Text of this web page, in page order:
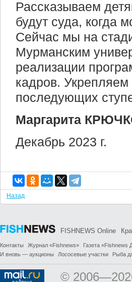
Рассказываем
будут суда, когда
Сейчас мы на
Мурманским
реализации
кадров. Укрепляем
последующих
Маргарита
Декабрь 2023 г.
Назад
FISHNEWS Online
Контакты Журнал «Fishnews» Газета «Fishnews
И вновь — аукционы
Лососевые участки Рыба
©